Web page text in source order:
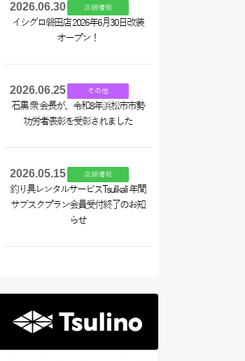
2026.06.30 店舗情報
イシグロ磐田店 2026年6月30日改装
オープン！
2026.06.25 その他
石黒 衆 会長が、令和8年浜松市市勢
功労者表彰を受彰されました
2026.05.15 店舗情報
釣り具レンタルサービスTsulikali 年間
サブスクプラン会員受付終了のお知
らせ